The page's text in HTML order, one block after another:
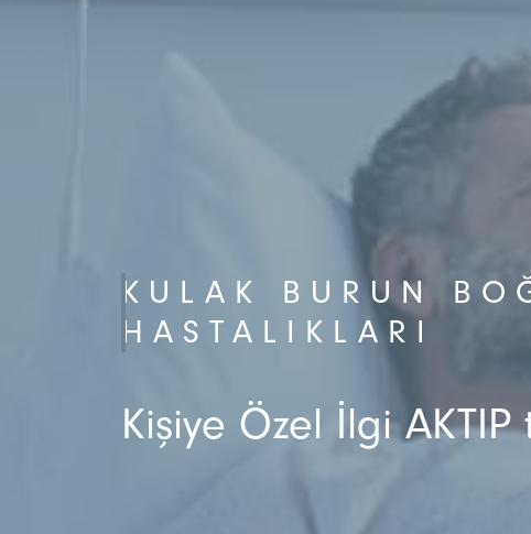
KULAK BURUN
HASTALIKLARI
Kişiye Özel İlgi AKTIP